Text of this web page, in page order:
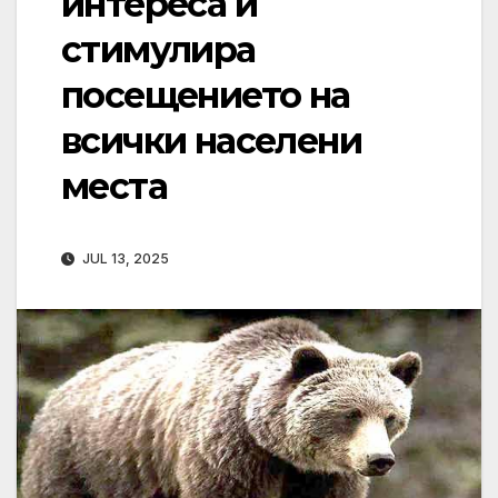
стимулира
посещението на
всички населени
места
JUL 13, 2025